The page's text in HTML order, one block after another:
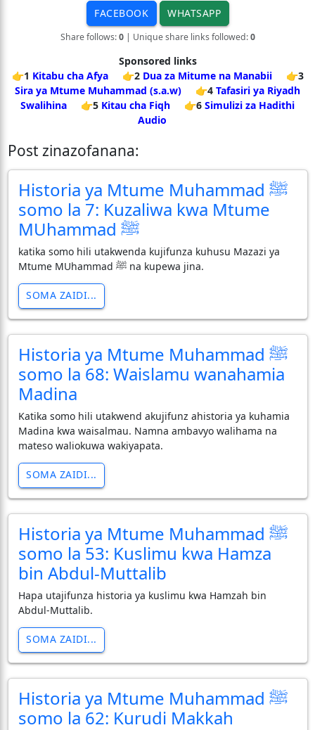
FACEBOOK WHATSAPP
Share follows:0| Unique share links followed:0
Sponsored links
👉1 Kitabu cha Afya 👉2 Dua za Mitume na Manabii
👉3
Sira ya Mtume Muhammad (s.a.w)
👉4 Tafasiri ya Riyadh
Swalihina
👉5 Kitau cha Fiqh 👉6 Simulizi za Hadithi
Audio
Post zinazofanana:
Historia ya Mtume Muhammad ﷺ
somo la 7: Kuzaliwa kwa Mtume
MUhammad ﷺ
katika somo hili utakwenda kujifunza kuhusu Mazazi ya
Mtume MUhammad ﷺ na kupewa jina.
SOMA ZAIDI...
Historia ya Mtume Muhammad ﷺ
somo la 68: Waislamu wanahamia
Madina
Katika somo hili utakwend akujifunz ahistoria ya kuhamia
Madina kwa waisalmau. Namna ambavyo walihama na
mateso waliokuwa wakiyapata.
SOMA ZAIDI...
Historia ya Mtume Muhammad ﷺ
somo la 53: Kuslimu kwa Hamza
bin Abdul-Muttalib
Hapa utajifunza historia ya kuslimu kwa Hamzah bin
Abdul-Muttalib.
SOMA ZAIDI...
Historia ya Mtume Muhammad ﷺ
somo la 62: Kurudi Makkah